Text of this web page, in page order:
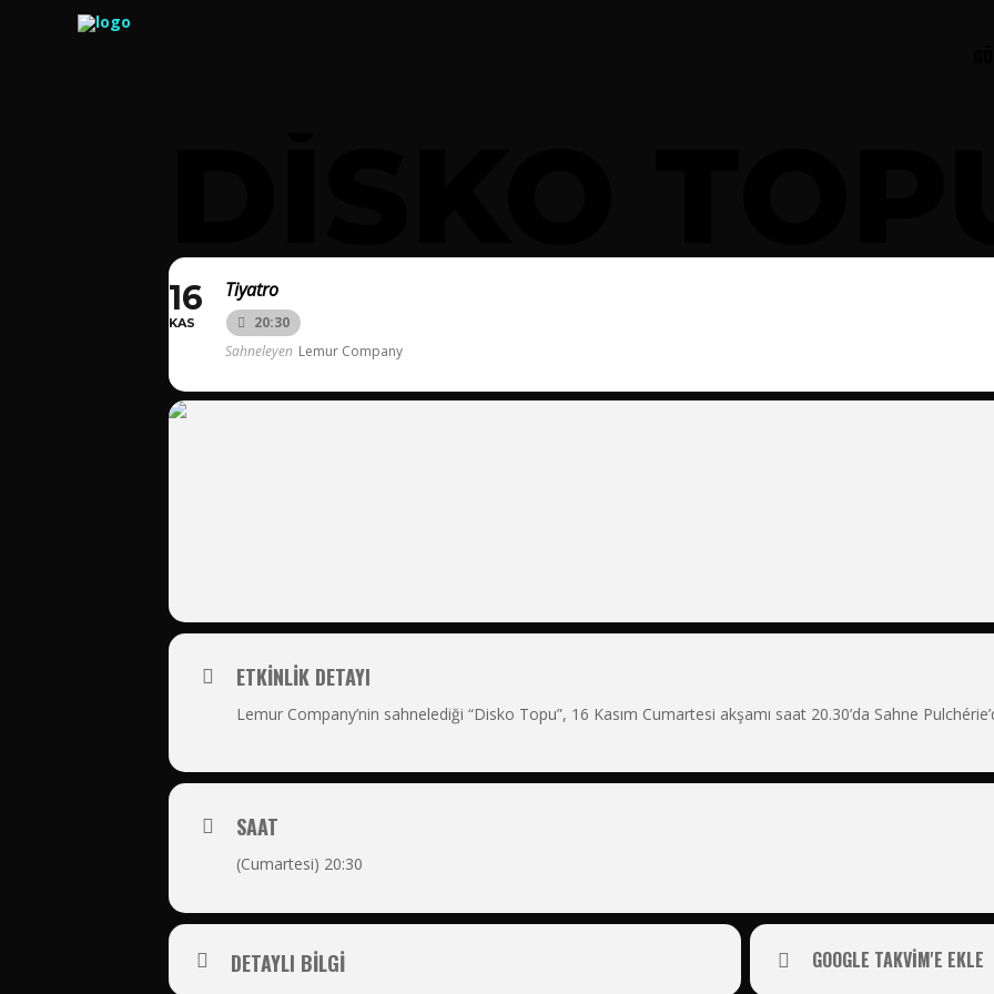
16
KAS
Tiyatro
20:30
Sahneleyen Lemur Company
ETKINLIK DETAYI
Lemur Company’nin sahnelediği “Disko Topu”, 16 Kasım Cumartesi akşamı saat 20.30’da Sahne
SAAT
(Cumartesi) 20:30
DETAYLI BİLGİ GOOGLE TAKVIM'E EKLE